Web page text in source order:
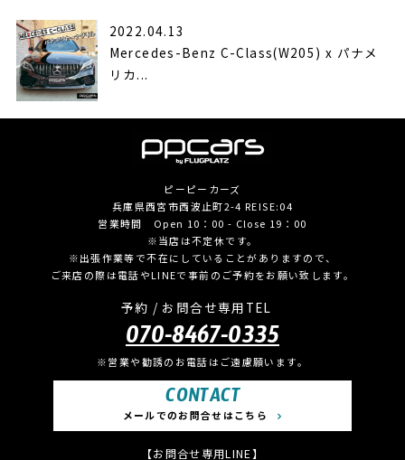
2022.04.13
Mercedes-Benz C-Class(W205) x パナメ
リカ...
ピーピーカーズ
兵庫県西宮市西波止町2-4 REISE:04
営業時間 Open 10：00 - Close 19：00
※当店は不定休です。
※出張作業等で不在にしていることがありますので、
ご来店の際は電話やLINEで事前のご予約をお願い致します。
予約 / お問合せ専用TEL
070-8467-0335
※営業や勧誘のお電話はご遠慮願います。
CONTACT
メールでのお問合せはこちら
【お問合せ専用LINE】